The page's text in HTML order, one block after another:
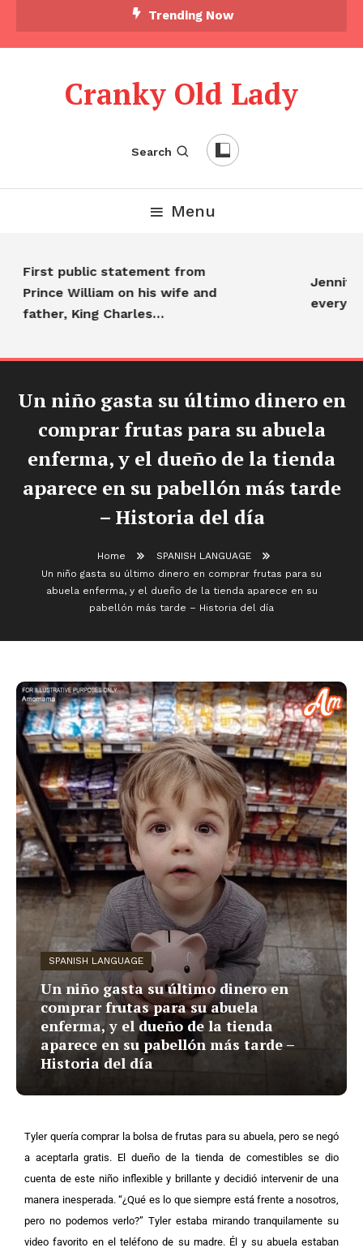
Trending Now
Cranky Old Lady
Search
Menu
First public statement from
Prince William on his wife and
father, King Charles…
Jennifer
Un niño gasta su último dinero en
comprar frutas para su abuela
enferma, y ​​el dueño de la tienda
aparece en su pabellón más tarde
– Historia del día
Home
SPANISH LANGUAGE
Un niño gasta su último dinero en comprar frutas para su
abuela enferma, y ​​el dueño de la tienda aparece en su
pabellón más tarde – Historia del día
SPANISH LANGUAGE
Un niño gasta su último dinero en
comprar frutas para su abuela
enferma, y ​​el dueño de la tienda
aparece en su pabellón más tarde –
Historia del día
Tyler quería comprar la bolsa de frutas para su abuela, pero se negó
a aceptarla gratis. El dueño de la tienda de comestibles se dio
cuenta de este niño inflexible y brillante y decidió intervenir de una
manera inesperada. “¿Qué es lo que siempre está frente a nosotros,
pero no podemos verlo?” Tyler estaba mirando tranquilamente su
video favorito en el teléfono de su madre. Él y su abuela estaban